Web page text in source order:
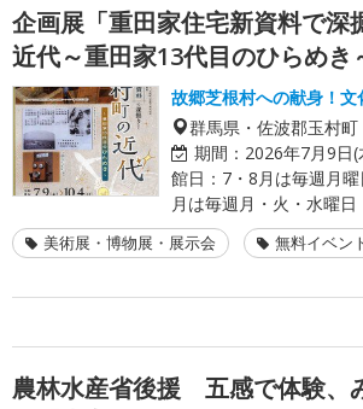
企画展「重田家住宅新資料で深
近代～重田家13代目のひらめき
故郷芝根村への献身！
群馬県・佐波郡玉村町
期間： 2026年7月9日
館日：7・8月は毎週月
月は毎週月・火・水曜日
美術展・博物展・展示会 無料イベン
農林水産省後援 五感で体験、